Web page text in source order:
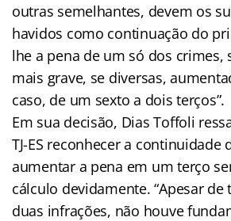
outras semelhantes, devem os
havidos como continuação do
lhe a pena de um só dos crimes,
mais grave, se diversas,
caso, de um sexto a dois terços”.
Em sua decisão, Dias Toffoli
TJ-ES reconhecer a continuidade
aumentar a pena em um terço
cálculo devidamente. “Apesar de
duas infrações, não houve